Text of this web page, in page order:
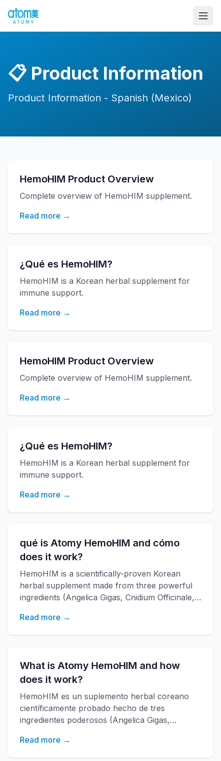
📋 Product Information
Product Information - Spanish (Mexico)
HemoHIM Product Overview
Complete overview of HemoHIM supplement.
Read more →
¿Qué es HemoHIM?
HemoHIM is a Korean herbal supplement for
immune support.
Read more →
HemoHIM Product Overview
Complete overview of HemoHIM supplement.
Read more →
¿Qué es HemoHIM?
HemoHIM is a Korean herbal supplement for
immune support.
Read more →
qué is Atomy HemoHIM and cómo
does it work?
HemoHIM is a scientifically-proven Korean
herbal supplement made from three powerful
ingredients (Angelica Gigas, Cnidium Officinale,
function, increases energy, and improves
overall health. Developed by KAERI research
Read more →
What is Atomy HemoHIM and how
does it work?
HemoHIM es un suplemento herbal coreano
científicamente probado hecho de tres
ingredientes poderosos (Angelica Gigas,
desarrollado por el instituto de investigación
KAERI. Fortalece la función inmune, aumenta la
Read more →